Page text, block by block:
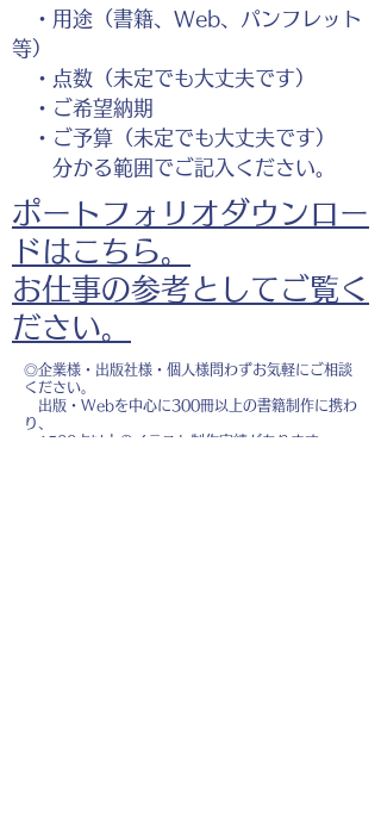
・用途（書籍、Web、パンフレット
等）
・点数（未定でも大丈夫です）
・ご希望納期
・ご予算（未定でも大丈夫です）
分かる範囲でご記入ください。
ポートフォリオダウンロー
ドはこちら。
お仕事の参考としてご覧く
ださい。
◎企業様・出版社様・個人様問わずお気軽にご相談
ください。
出版・Webを中心に300冊以上の書籍制作に携わ
り、
1500点以上のイラスト制作実績があります。